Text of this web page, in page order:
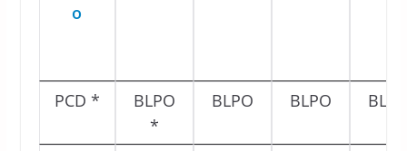
o
PCD *
BLPO
*
BLPO BLPO